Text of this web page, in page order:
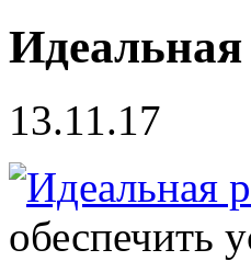
13.11.17
обеспечить